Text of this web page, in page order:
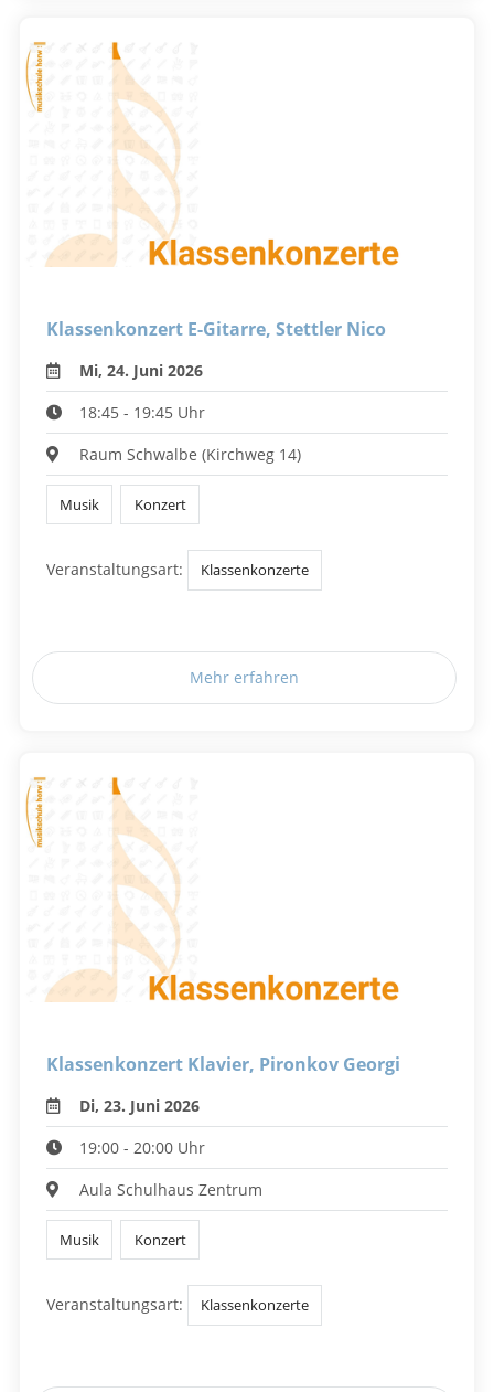
Klassenkonzert E-Gitarre, Stettler Nico
Mi, 24. Juni 2026
18:45 - 19:45 Uhr
Raum Schwalbe (Kirchweg 14)
Musik Konzert
Veranstaltungsart: Klassenkonzerte
Mehr erfahren
Klassenkonzert Klavier, Pironkov Georgi
Di, 23. Juni 2026
19:00 - 20:00 Uhr
Aula Schulhaus Zentrum
Musik Konzert
Veranstaltungsart: Klassenkonzerte